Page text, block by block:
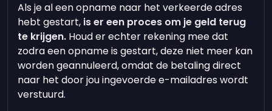
Als je al een opname naar het verkeerde adres
hebt gestart, is er een proces om je geld terug
te krijgen. Houd er echter rekening mee dat
zodra een opname is gestart, deze niet meer kan
worden geannuleerd, omdat de betaling direct
naar het door jou ingevoerde e-mailadres wordt
verstuurd.